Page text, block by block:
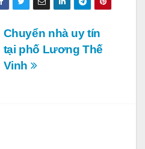
Chuyển nhà uy tín
tại phố Lương Thế
Vinh